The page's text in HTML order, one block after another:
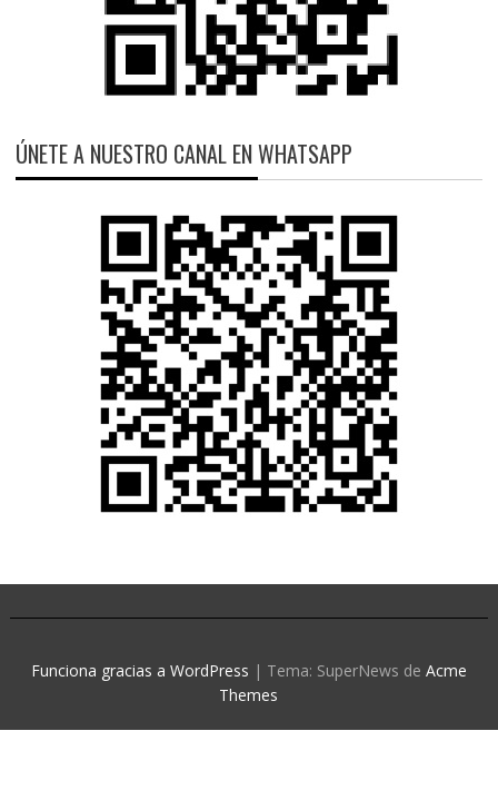
ÚNETE A NUESTRO CANAL EN WHATSAPP
Funciona gracias a WordPress | Tema: SuperNews de Acme
Themes